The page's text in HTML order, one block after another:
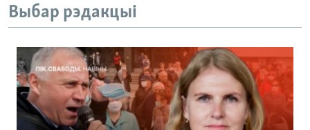
s
e
Выбар рэдакцыі